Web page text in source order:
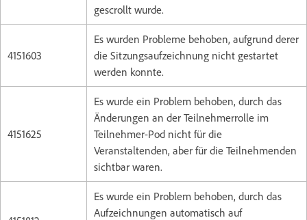
gescrollt wurde.
4151603
Es wurden Probleme behoben, aufgrund derer
die Sitzungsaufzeichnung nicht gestartet
werden konnte.
4151625
Es wurde ein Problem behoben, durch das
Änderungen an der Teilnehmerrolle im
Teilnehmer-Pod nicht für die
Veranstaltenden, aber für die Teilnehmenden
sichtbar waren.
Es wurde ein Problem behoben, durch das
Aufzeichnungen automatisch auf